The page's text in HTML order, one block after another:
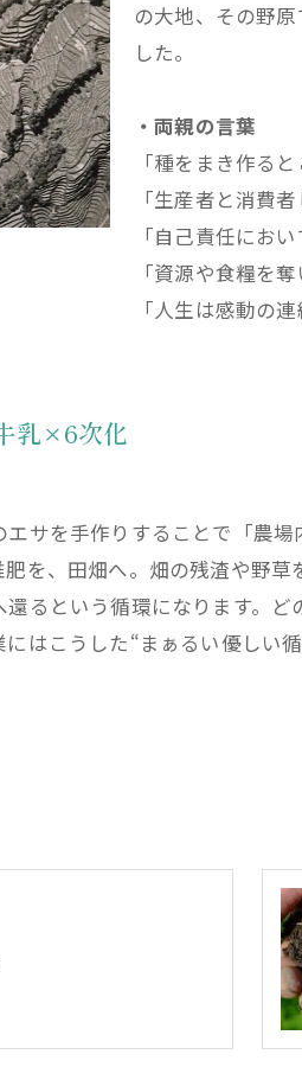
の大地、その野
した。
・両親の言葉
「種をまき作る
「生産者と消費
「自己責任にお
「資源や食糧を
「人生は感動の連
乳×6次化
サを手作りすることで「農場
を、田畑へ。畑の残渣や野草
るという循環になります。ど
はこうした“まぁるい優しい